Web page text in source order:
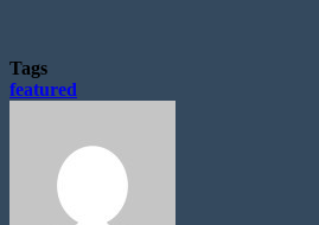
Tags
featured